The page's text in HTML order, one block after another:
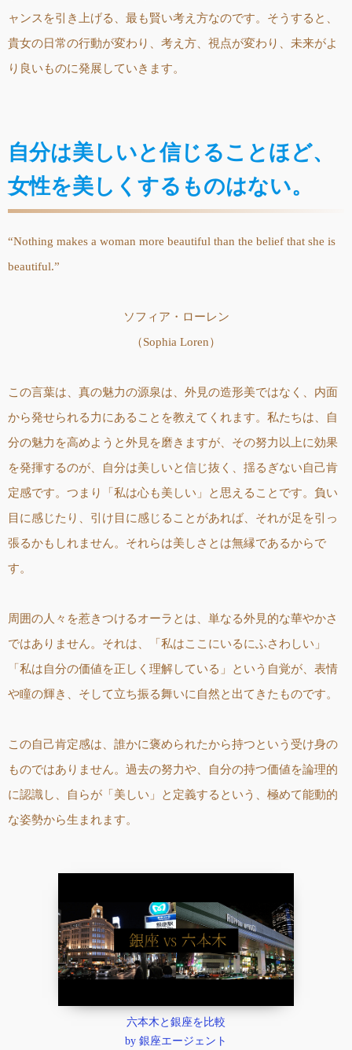
ャンスを引き上げる、最も賢い考え方なのです。そうすると、
貴女の日常の行動が変わり、考え方、視点が変わり、未来がよ
り良いものに発展していきます。
自分は美しいと信じることほど、
女性を美しくするものはない。
“Nothing makes a woman more beautiful than the belief that she is
beautiful.”
ソフィア・ローレン
（Sophia Loren）
この言葉は、真の魅力の源泉は、外見の造形美ではなく、内面
から発せられる力にあることを教えてくれます。私たちは、自
分の魅力を高めようと外見を磨きますが、その努力以上に効果
を発揮するのが、自分は美しいと信じ抜く、揺るぎない自己肯
定感です。つまり「私は心も美しい」と思えることです。負い
目に感じたり、引け目に感じることがあれば、それが足を引っ
張るかもしれません。それらは美しさとは無縁であるからで
す。
周囲の人々を惹きつけるオーラとは、単なる外見的な華やかさ
ではありません。それは、「私はここにいるにふさわしい」
「私は自分の価値を正しく理解している」という自覚が、表情
や瞳の輝き、そして立ち振る舞いに自然と出てきたものです。
この自己肯定感は、誰かに褒められたから持つという受け身の
ものではありません。過去の努力や、自分の持つ価値を論理的
に認識し、自らが「美しい」と定義するという、極めて能動的
な姿勢から生まれます。
六本木と銀座を比較
by 銀座エージェント